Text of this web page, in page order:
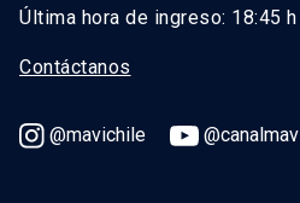
Última hora de ingreso: 18:45 h
Contáctanos
@mavichile